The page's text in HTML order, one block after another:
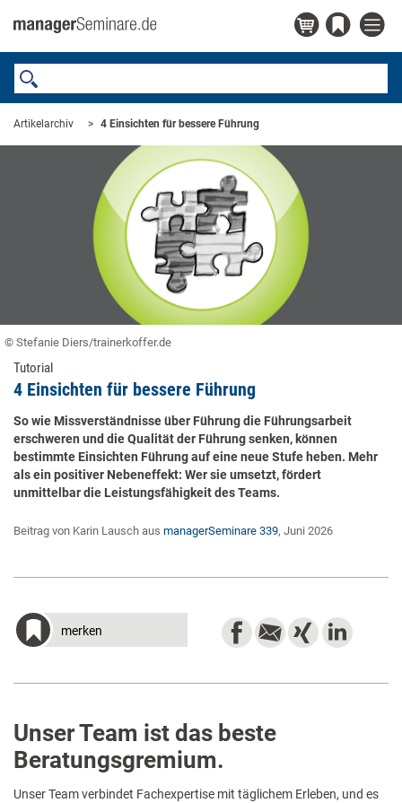
Artikelarchiv 4 Einsichten für bessere Führung
© Stefanie Diers/trainerkoffer.de
Tutorial
4 Einsichten für bessere Führung
So wie Missverständnisse über Führung die Führungsarbeit
erschweren und die Qualität der Führung senken, können
bestimmte Einsichten Führung auf eine neue Stufe heben. Mehr
als ein positiver Nebeneffekt: Wer sie umsetzt, fördert
unmittelbar die Leistungsfähigkeit des Teams.
Beitrag von Karin Lausch aus managerSeminare 339, Juni 2026
merken
Unser Team ist das beste
Beratungsgremium.
Unser Team verbindet Fachexpertise mit täglichem Erleben, und es